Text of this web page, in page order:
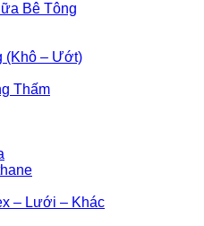
Bê Tông
(Khô – Ướt)
Thấm
– Lưới – Khác